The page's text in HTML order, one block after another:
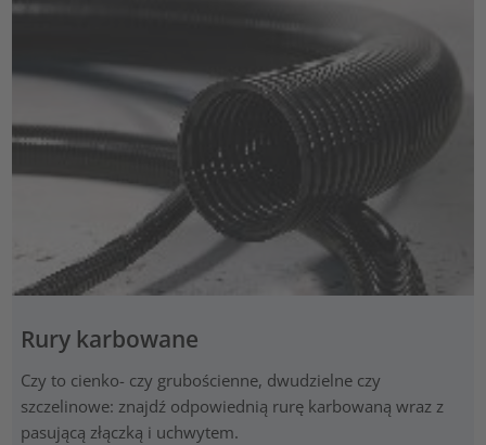
Rury karbowane
Czy to cienko- czy grubościenne, dwudzielne czy
szczelinowe: znajdź odpowiednią rurę karbowaną wraz z
pasującą złączką i uchwytem.